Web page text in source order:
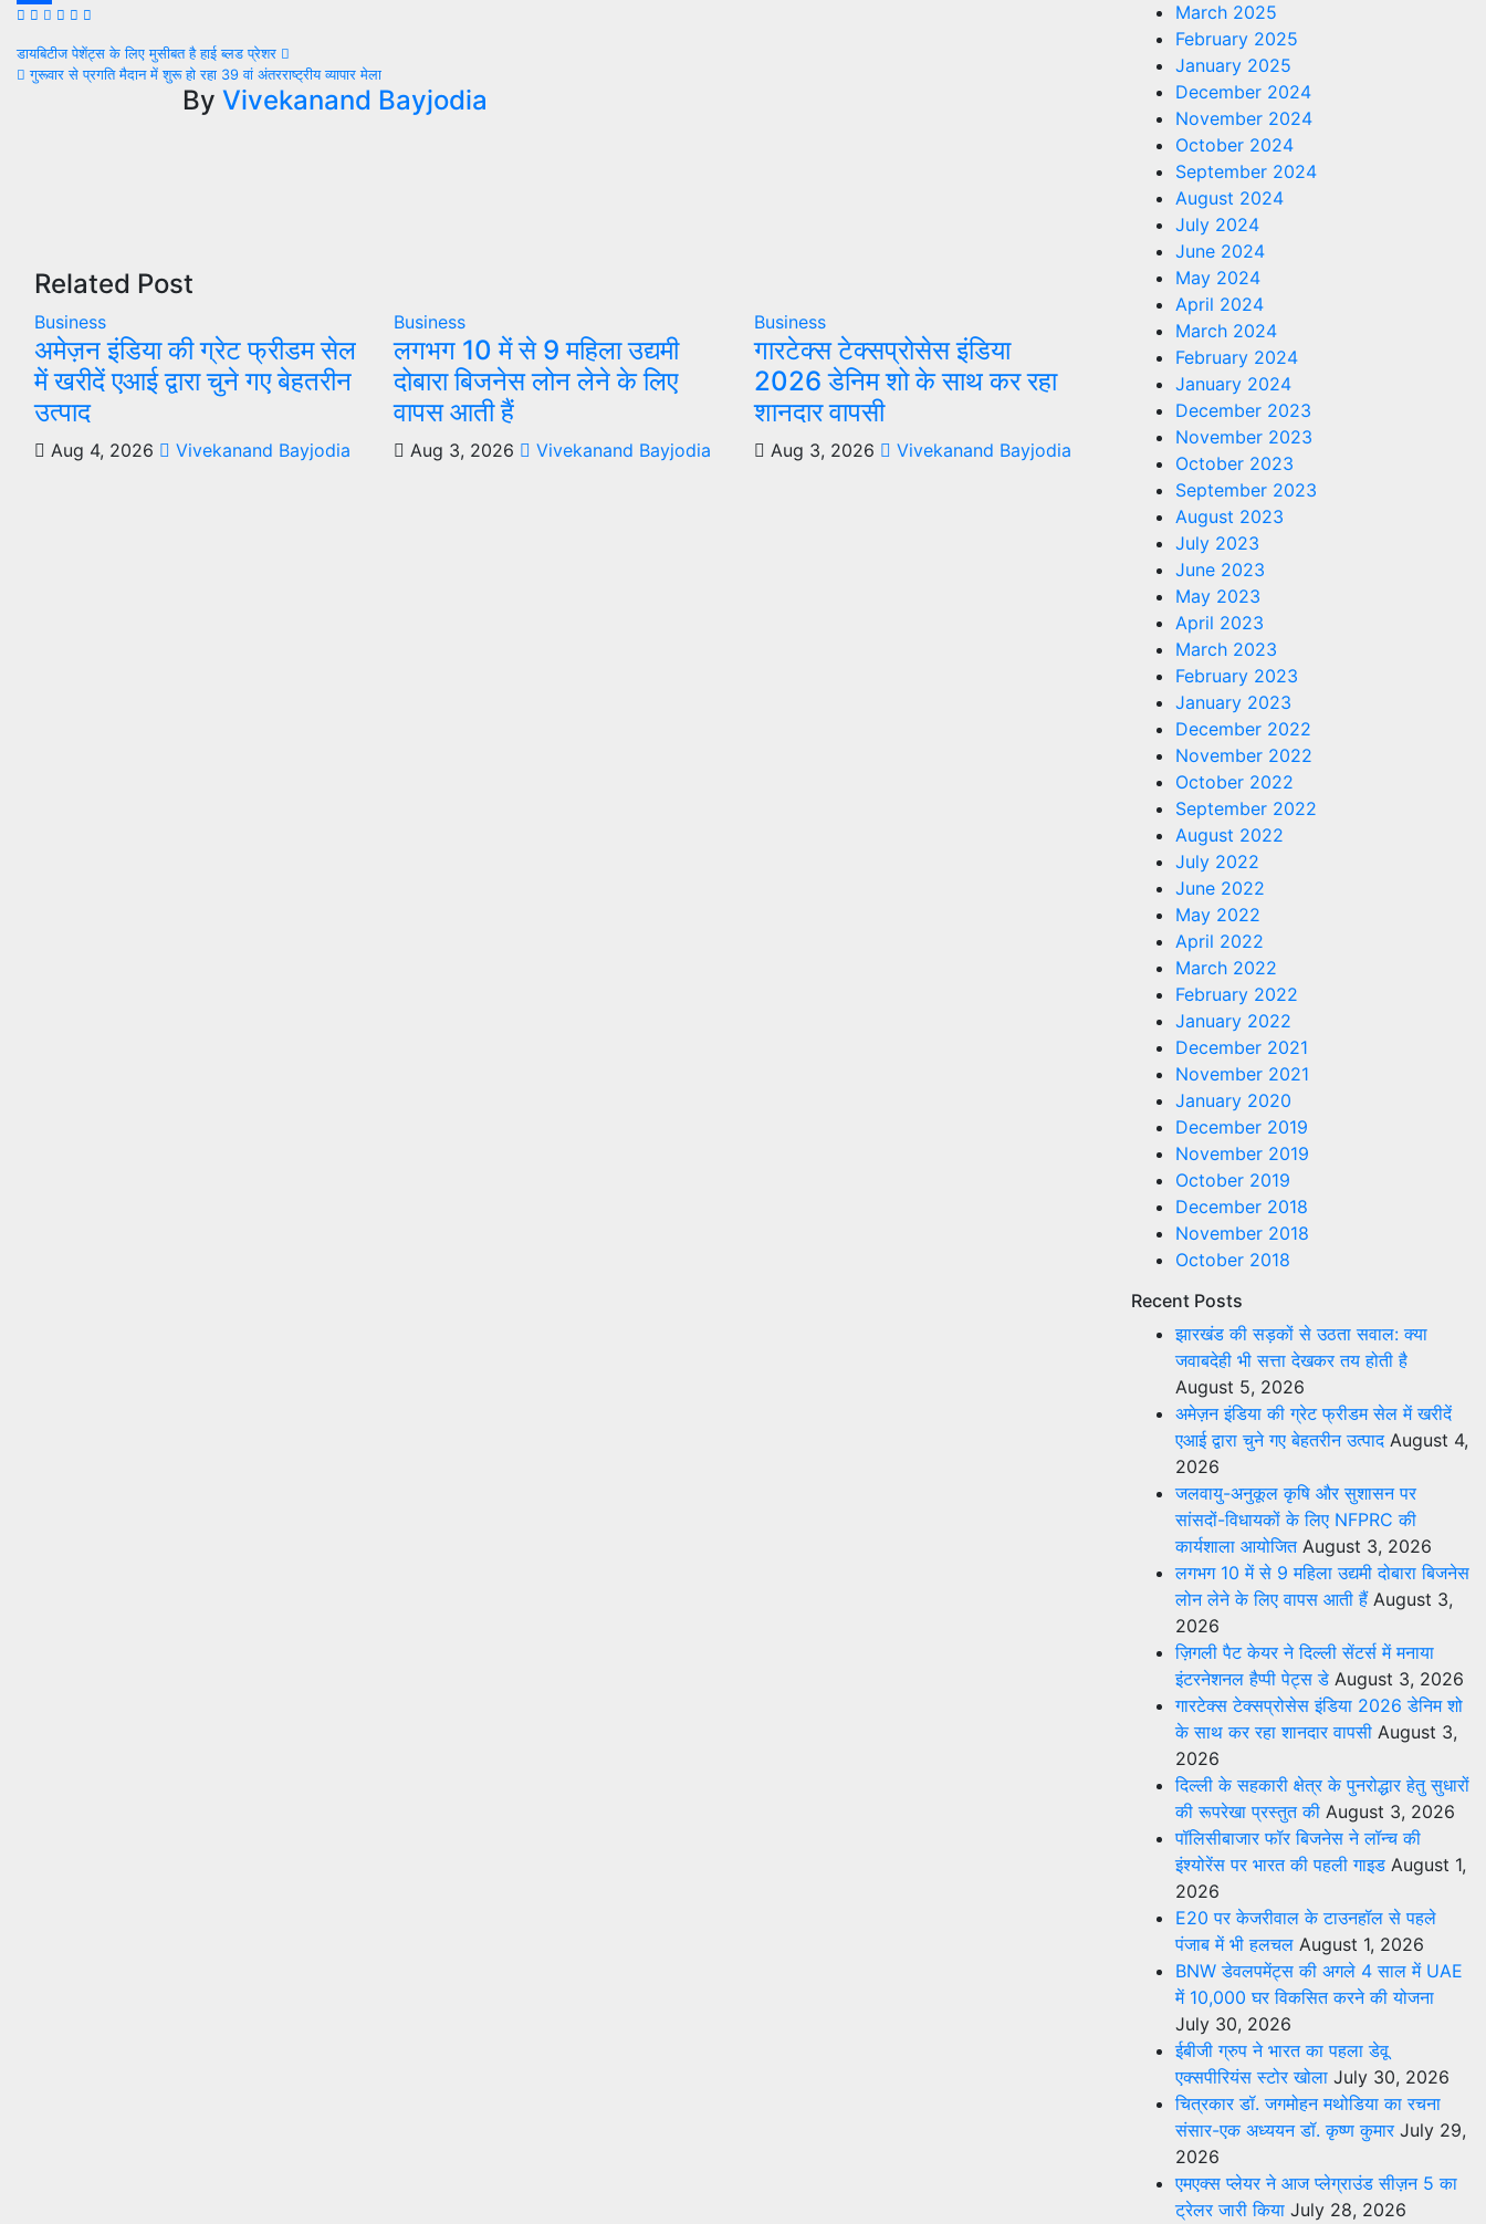
Share
Post
navigation
डायबिटीज पेशेंट्स के लिए मुसीबत है हाई ब्लड प्रेशर
गुरूवार से प्रगति मैदान में शुरू हो रहा 39 वां अंतरराष्ट्रीय व्यापार मेला
By Vivekanand Bayjodia
Related Post
Business
अमेज़न इंडिया की ग्रेट फ्रीडम सेल
में खरीदें एआई द्वारा चुने गए बेहतरीन
उत्पाद
Aug 4, 2026 Vivekanand Bayjodia
Business
लगभग 10 में से 9 महिला उद्यमी
दोबारा बिजनेस लोन लेने के लिए
वापस आती हैं
Aug 3, 2026 Vivekanand Bayjodia
Business
गारटेक्स टेक्सप्रोसेस इंडिया
2026 डेनिम शो के साथ कर रहा
शानदार वापसी
Aug 3, 2026 Vivekanand Bayjodia
March 2025
February 2025
January 2025
December 2024
November 2024
October 2024
September 2024
August 2024
July 2024
June 2024
May 2024
April 2024
March 2024
February 2024
January 2024
December 2023
November 2023
October 2023
September 2023
August 2023
July 2023
June 2023
May 2023
April 2023
March 2023
February 2023
January 2023
December 2022
November 2022
October 2022
September 2022
August 2022
July 2022
June 2022
May 2022
April 2022
March 2022
February 2022
January 2022
December 2021
November 2021
January 2020
December 2019
November 2019
October 2019
December 2018
November 2018
October 2018
Recent Posts
झारखंड की सड़कों से उठता सवाल: क्या
जवाबदेही भी सत्ता देखकर तय होती है
August 5, 2026
अमेज़न इंडिया की ग्रेट फ्रीडम सेल में खरीदें
एआई द्वारा चुने गए बेहतरीन उत्पाद August 4,
2026
जलवायु-अनुकूल कृषि और सुशासन पर
सांसदों-विधायकों के लिए NFPRC की
कार्यशाला आयोजित August 3, 2026
लगभग 10 में से 9 महिला उद्यमी दोबारा बिजनेस
लोन लेने के लिए वापस आती हैं August 3,
2026
ज़िगली पैट केयर ने दिल्ली सेंटर्स में मनाया
इंटरनेशनल हैप्पी पेट्स डे August 3, 2026
गारटेक्स टेक्सप्रोसेस इंडिया 2026 डेनिम शो
के साथ कर रहा शानदार वापसी August 3,
2026
दिल्ली के सहकारी क्षेत्र के पुनरोद्धार हेतु सुधारों
की रूपरेखा प्रस्तुत की August 3, 2026
पॉलिसीबाजार फॉर बिजनेस ने लॉन्च की
इंश्योरेंस पर भारत की पहली गाइड August 1,
2026
E20 पर केजरीवाल के टाउनहॉल से पहले
पंजाब में भी हलचल August 1, 2026
BNW डेवलपमेंट्स की अगले 4 साल में UAE
में 10,000 घर विकसित करने की योजना
July 30, 2026
ईबीजी ग्रुप ने भारत का पहला डेवू
एक्सपीरियंस स्टोर खोला July 30, 2026
चित्रकार डॉ. जगमोहन मथोडिया का रचना
संसार-एक अध्ययन डॉ. कृष्ण कुमार July 29,
2026
एमएक्स प्लेयर ने आज प्लेग्राउंड सीज़न 5 का
ट्रेलर जारी किया July 28, 2026